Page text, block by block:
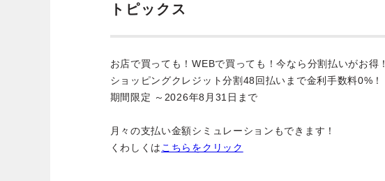
トピックス
お店で買っても！WEBで買っても！今なら分割払いがお得！
ショッピングクレジット分割48回払いまで金利手数料0%！
期間限定 ～2026年8月31日まで
月々の支払い金額シミュレーションもできます！
くわしくは こちらをクリック